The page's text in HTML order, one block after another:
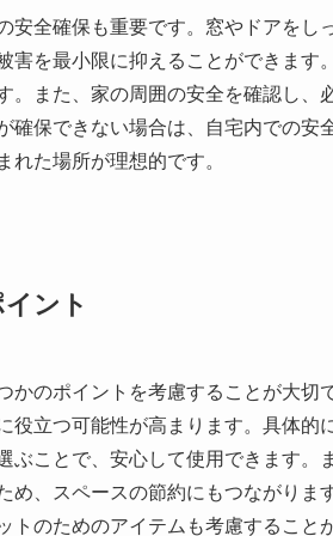
安全確保も重要です。窓やドアをし
害を最小限に抑えることができます
。また、家の周囲の安全を確認し、
確保できない場合は、自宅内での安
れた場所が理想的です。
ント
かのポイントを考慮することが大切
役立つ可能性が高まります。具体的
ぶことで、安心して使用できます。
め、スペースの節約にもつながりま
トのためのアイテムも考慮すること